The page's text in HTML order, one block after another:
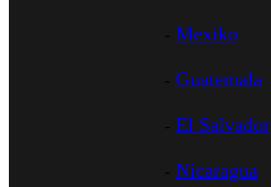
Mexiko
Guatemala
El Salvador
Nicaragua